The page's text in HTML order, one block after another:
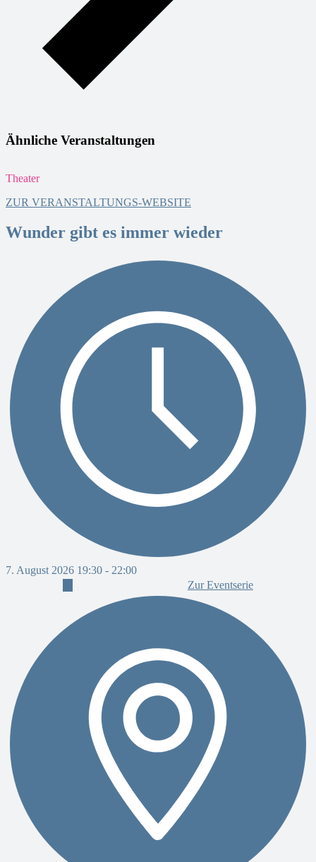
Ähnliche Veranstaltungen
Theater
ZUR VERANSTALTUNGS-WEBSITE
Wunder gibt es immer wieder
7. August 2026 19:30 - 22:00
Zur Eventserie